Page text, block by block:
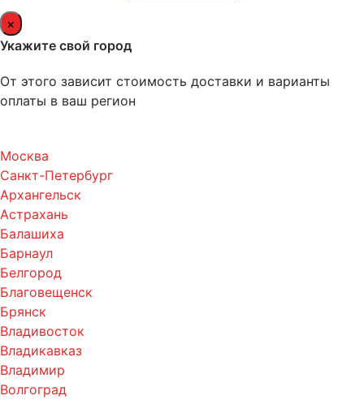
×
Укажите свой город
От этого зависит стоимость доставки и варианты
оплаты в ваш регион
Москва
Санкт-Петербург
Архангельск
Астрахань
Балашиха
Барнаул
Белгород
Благовещенск
Брянск
Владивосток
Владикавказ
Владимир
Волгоград